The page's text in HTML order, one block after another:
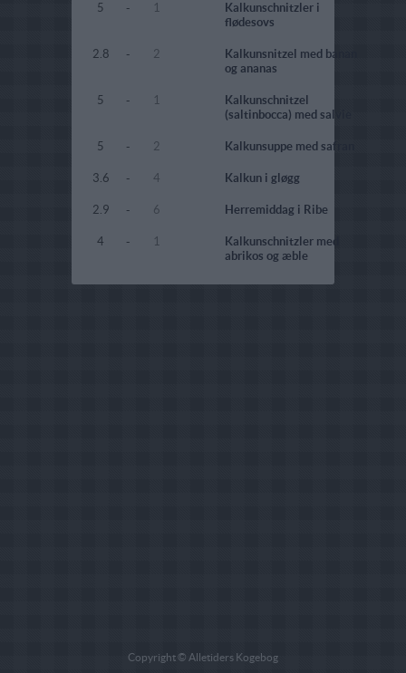
5 - 1
Kalkunschnitzler i
flødesovs
2.8 - 2
Kalkunsnitzel med banan
og ananas
5 - 1
Kalkunschnitzel
(saltinbocca) med salvie
5 - 2 Kalkunsuppe med safran
3.6 - 4 Kalkun i gløgg
2.9 - 6 Herremiddag i Ribe
4 - 1
Kalkunschnitzler med
abrikos og æble
Copyright © Alletiders Kogebog